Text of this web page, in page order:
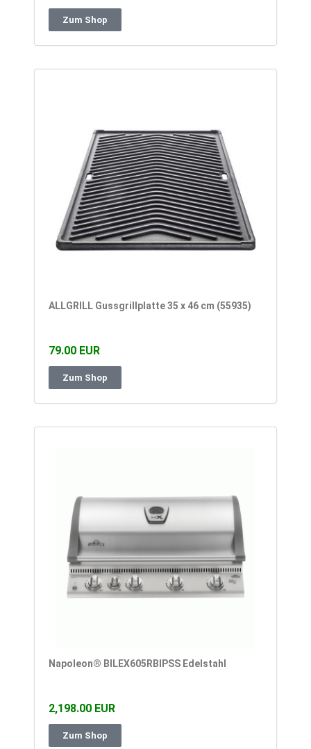
Zum Shop
ALLGRILL Gussgrillplatte 35 x 46 cm (55935)
79.00 EUR
Zum Shop
Napoleon® BILEX605RBIPSS Edelstahl
2,198.00 EUR
Zum Shop